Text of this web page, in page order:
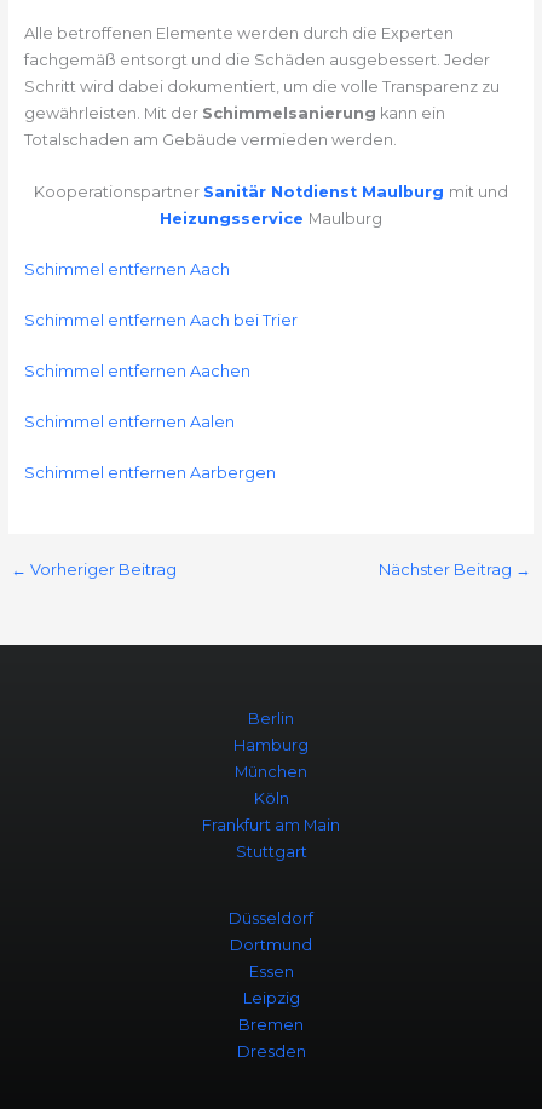
Alle betroffenen Elemente werden durch die Experten
fachgemäß entsorgt und die Schäden ausgebessert. Jeder
Schritt wird dabei dokumentiert, um die volle Transparenz zu
gewährleisten. Mit der Schimmelsanierung kann ein
Totalschaden am Gebäude vermieden werden.
Kooperationspartner Sanitär Notdienst Maulburg mit und
Heizungsservice Maulburg
Schimmel entfernen Aach
Schimmel entfernen Aach bei Trier
Schimmel entfernen Aachen
Schimmel entfernen Aalen
Schimmel entfernen Aarbergen
← Vorheriger Beitrag Nächster Beitrag →
Berlin
Hamburg
München
Köln
Frankfurt am Main
Stuttgart
Düsseldorf
Dortmund
Essen
Leipzig
Bremen
Dresden